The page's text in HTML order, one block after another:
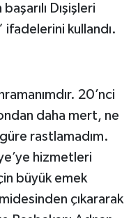
Dışişleri
ifadelerini kullandı.
20’nci
daha mert, ne
rastlamadım.
hizmetleri
büyük emek
çıkararak